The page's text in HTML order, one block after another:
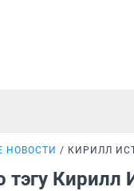
НОВОСТИ КИРИЛЛ
тэгу Кирилл